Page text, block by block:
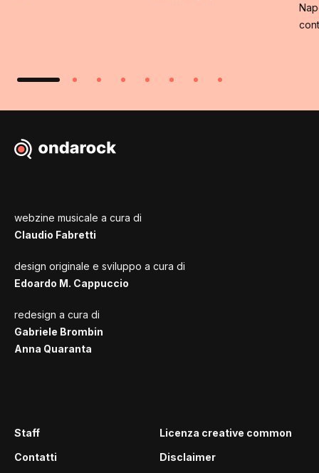
webzine musicale a cura di
Claudio Fabretti
design originale e sviluppo a cura di
Edoardo M. Cappuccio
redesign a cura di
Gabriele Brombin
Anna Quaranta
Staff
Contatti
Licenza creative common
Disclaimer